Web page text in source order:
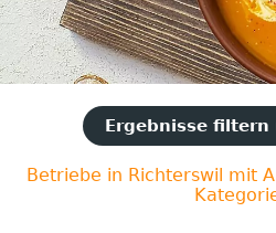
Ergebnisse
Betriebe in Richterswil mit